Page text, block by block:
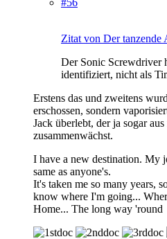
Zitat von Der tanzende
Der Sonic Screwdriver
identifiziert, nicht als
Erstens das und zweitens
erschossen, sondern
Jack überlebt, der ja sogar
zusammenwächst.
I have a new destination. My
same as anyone's.
It's taken me so many years,
know where I'm going...
Home... The long way 'round